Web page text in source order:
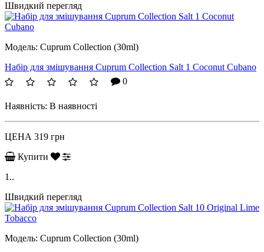
Швидкий перегляд
Модель: Cuprum Collection (30ml)
Набір для змішування Cuprum Collection Salt 1 Coconut Cubano
0
Наявність: В наявності
ЦЕНА 319 грн
Купити
1..
Швидкий перегляд
Модель: Cuprum Collection (30ml)